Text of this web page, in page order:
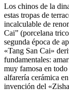
Los chinos de la
estas tropas de
incalculable de
Cai” (porcelana
segunda época de
«Tang San Cai»
fundamentales:
muy famosa en
alfarería cerámica
invención del